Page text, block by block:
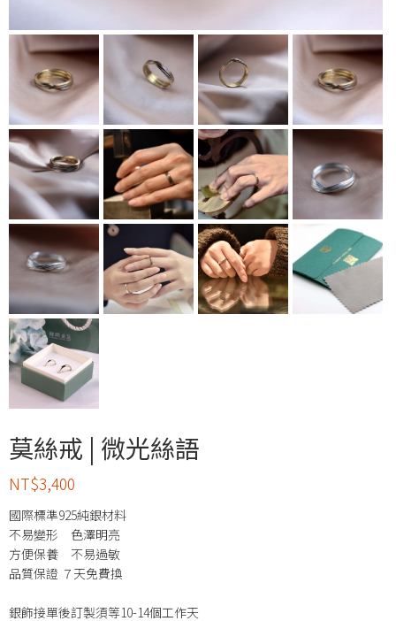
莫絲戒 | 微光絲語
NT$3,400
國際標準925純銀材料
不易變形 色澤明亮
方便保養 不易過敏
品質保證 ７天免費換
銀飾接單後訂製須等10-14個工作天